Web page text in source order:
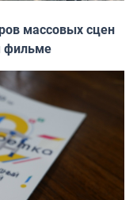
массовых сцен
фильме